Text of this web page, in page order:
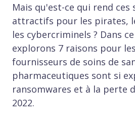
Mais qu'est-ce qui rend ces
attractifs pour les pirates,
les cybercriminels ? Dans
explorons 7 raisons pour
fournisseurs de soins de
pharmaceutiques sont si
ransomwares et à la perte
2022.